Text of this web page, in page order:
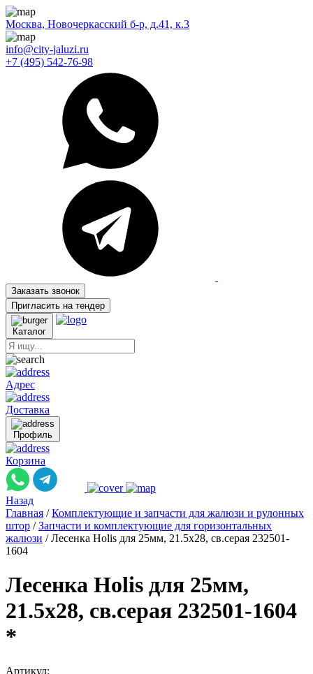
Москва, Новочеркасский б-р, д.41, к.3
info@city-jaluzi.ru
+7 (495) 542-76-98
Заказать звонок
Пригласить на тендер
Каталог
Адрес
Доставка
Профиль
Корзина
Назад
Главная / Комплектующие и запчасти для жалюзи и рулонных
штор / Запчасти и комплектующие для горизонтальных
жалюзи / Лесенка Holis для 25мм, 21.5x28, св.серая 232501-
1604
Лесенка Holis для 25мм,
21.5x28, св.серая 232501-1604
*
Артикул: